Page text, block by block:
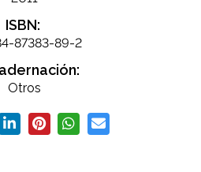
ISBN:
87383-89-2
Otros